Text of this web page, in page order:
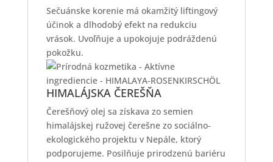
Sečuánske korenie má okamžitý liftingový
účinok a dlhodobý efekt na redukciu
vrások. Uvoľňuje a upokojuje podráždenú
pokožku.
HIMALÁJSKA ČEREŠŇA
Čerešňový olej sa získava zo semien
himalájskej ružovej čerešne zo sociálno-
ekologického projektu v Nepále, ktorý
podporujeme. Posilňuje prirodzenú bariéru